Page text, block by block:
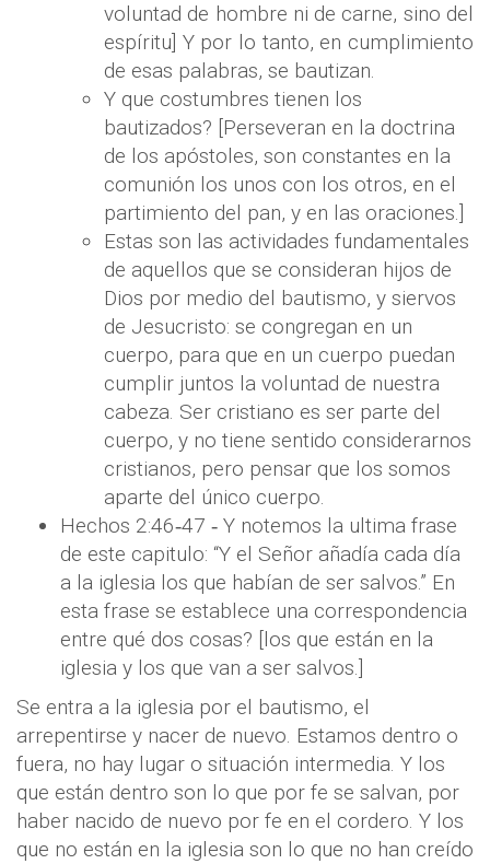
voluntad de hombre ni de carne, sino del
espíritu] Y por lo tanto, en cumplimiento
de esas palabras, se bautizan.
Y que costumbres tienen los
bautizados? [Perseveran en la doctrina
de los apóstoles, son constantes en la
comunión los unos con los otros, en el
partimiento del pan, y en las oraciones.]
Estas son las actividades fundamentales
de aquellos que se consideran hijos de
Dios por medio del bautismo, y siervos
de Jesucristo: se congregan en un
cuerpo, para que en un cuerpo puedan
cumplir juntos la voluntad de nuestra
cabeza. Ser cristiano es ser parte del
cuerpo, y no tiene sentido considerarnos
cristianos, pero pensar que los somos
aparte del único cuerpo.
Hechos 2:46‐47 ‐ Y notemos la ultima frase
de este capitulo: “Y el Señor añadía cada día
a la iglesia los que habían de ser salvos.” En
esta frase se establece una correspondencia
entre qué dos cosas? [los que están en la
iglesia y los que van a ser salvos.]
Se entra a la iglesia por el bautismo, el
arrepentirse y nacer de nuevo. Estamos dentro o
fuera, no hay lugar o situación intermedia. Y los
que están dentro son lo que por fe se salvan, por
haber nacido de nuevo por fe en el cordero. Y los
que no están en la iglesia son lo que no han creído